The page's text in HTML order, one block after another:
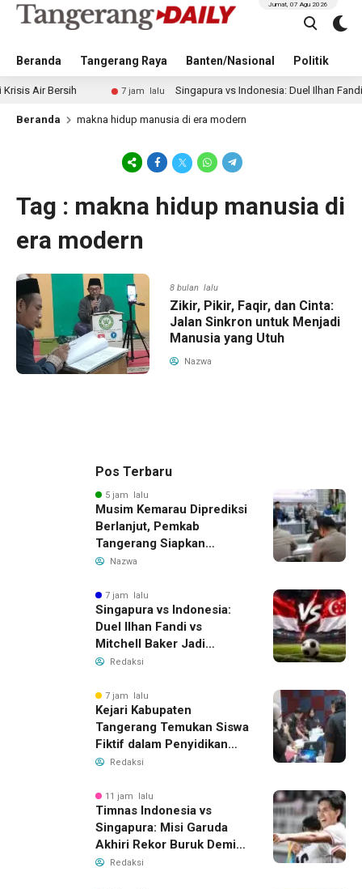
Beranda Tangerang Raya Banten/Nasional Politik
Jumat, 07 Agu 2026
Bersih 7 jam lalu Singapura vs Indonesia: Duel Ilhan Fandi vs
Beranda makna hidup manusia di era modern
Tag : makna hidup manusia di
era modern
8 bulan lalu
Zikir, Pikir, Faqir, dan Cinta:
Jalan Sinkron untuk Menjadi
Manusia yang Utuh
Nazwa
Pos Terbaru
5 jam lalu
Musim Kemarau Diprediksi
Berlanjut, Pemkab
Tangerang Siapkan
Langkah Antisipasi Krisis
Nazwa
7 jam lalu
Singapura vs Indonesia:
Duel Ilhan Fandi vs
Mitchell Baker Jadi
Sorotan di Piala AFF 2026
Redaksi
7 jam lalu
Kejari Kabupaten
Tangerang Temukan Siswa
Fiktif dalam Penyidikan
Dana BOP PKBM
Redaksi
11 jam lalu
Timnas Indonesia vs
Singapura: Misi Garuda
Akhiri Rekor Buruk Demi
Tiket Semifinal Piala AFF
Redaksi